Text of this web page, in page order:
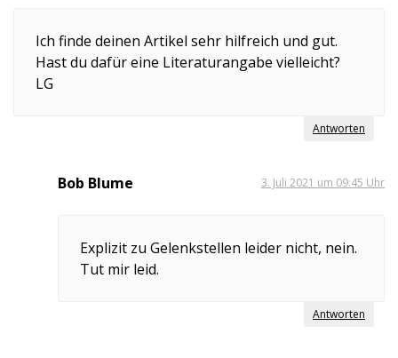
Ich finde deinen Artikel sehr hilfreich und gut.
Hast du dafür eine Literaturangabe vielleicht?
LG
Antworten
Bob Blume 3. Juli 2021 um 09:45 Uhr
Explizit zu Gelenkstellen leider nicht, nein.
Tut mir leid.
Antworten